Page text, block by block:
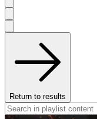
Return to results